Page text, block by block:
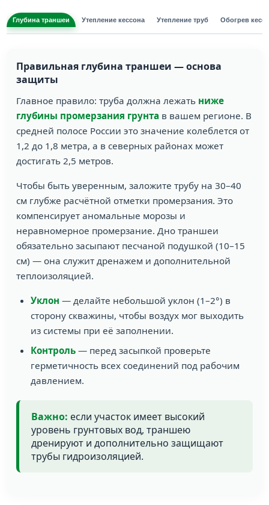
Глубина траншеи Утепление кессона Утепление труб Обогрев
Правильная глубина траншеи — основа
защиты
Главное правило: труба должна лежать ниже
глубины промерзания грунта в вашем регионе. В
средней полосе России это значение колеблется от
1,2 до 1,8 метра, а в северных районах может
достигать 2,5 метров.
Чтобы быть уверенным, заложите трубу на 30–40
см глубже расчётной отметки промерзания. Это
компенсирует аномальные морозы и
неравномерное промерзание. Дно траншеи
обязательно засыпают песчаной подушкой (10–15
см) — она служит дренажем и дополнительной
теплоизоляцией.
Уклон — делайте небольшой уклон (1–2°) в
сторону скважины, чтобы воздух мог выходить
из системы при её заполнении.
Контроль — перед засыпкой проверьте
герметичность всех соединений под рабочим
давлением.
Важно: если участок имеет высокий
уровень грунтовых вод, траншею
дренируют и дополнительно защищают
трубы гидроизоляцией.